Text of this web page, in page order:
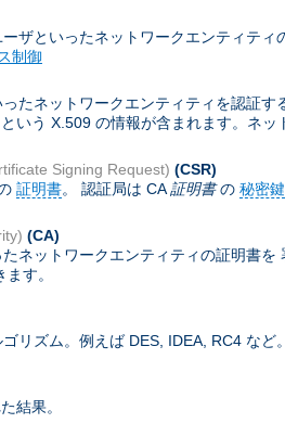
ザといったネットワークエンティティ
制御
たネットワークエンティティを認証
いう X.509 の情報が含まれます。ネ
Signing Request) (CSR)
証明書。 認証局は CA証明書の 秘密鍵
(CA)
ネットワークエンティティの証明書
す。
リズム。例えば DES, IDEA, RC4 など。
結果。